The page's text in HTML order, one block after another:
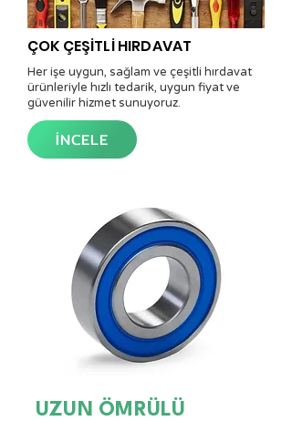
ÇOK ÇEŞİTLİ HIRDAVAT
Her işe uygun, sağlam ve çeşitli hırdavat
ürünleriyle hızlı tedarik, uygun fiyat ve
güvenilir hizmet sunuyoruz.
İNCELE
UZUN ÖMRÜLÜ